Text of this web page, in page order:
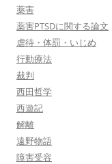
薬害
薬害PTSDに関する論文
虐待・体罰・いじめ
行動療法
裁判
西田哲学
西遊記
解離
遠野物語
障害受容